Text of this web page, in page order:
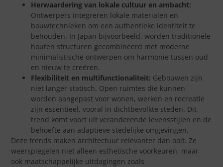
Herwaardering van lokale cultuur en ambacht:
Ontwerpers integreren lokale materialen en
bouwtechnieken om een authentieke identiteit te
behouden. In Japan bijvoorbeeld, worden traditionele
houten structuren gecombineerd met moderne
minimalistische ontwerpen om harmonie tussen oud
en nieuw te creëren.
Flexibiliteit en multifunctionaliteit: Gebouwen zijn
niet langer statisch. Open ruimtes die kunnen
worden aangepast voor wonen, werken en recreatie
zijn essentieel, vooral in dichtbevolkte steden. Dit
trend komt voort uit veranderende levensstijlen en de
behoefte aan adaptieve stedelijke omgevingen.
Deze trends maken architectuur relevanter dan ooit. Ze
weerspiegelen niet alleen esthetische voorkeuren, maar
ook maatschappelijke uitdagingen zoals